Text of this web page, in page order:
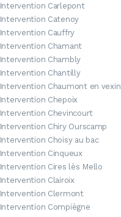
Intervention Carlepont
Intervention Catenoy
Intervention Cauffry
Intervention Chamant
Intervention Chambly
Intervention Chantilly
Intervention Chaumont en vexin
Intervention Chepoix
Intervention Chevincourt
Intervention Chiry Ourscamp
Intervention Choisy au bac
Intervention Cinqueux
Intervention Cires lès Mello
Intervention Clairoix
Intervention Clermont
Intervention Compiègne